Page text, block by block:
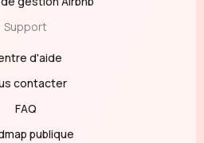
Support
d'aide
contacter
FAQ
publique